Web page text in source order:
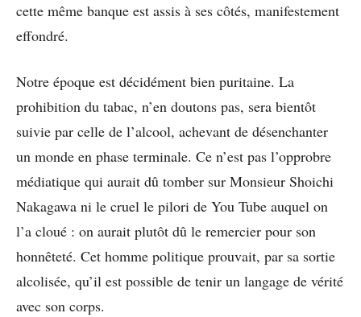
cette même banque est assis à ses côtés, manifestement
effondré.
Notre époque est décidément bien puritaine. La
prohibition du tabac, n’en doutons pas, sera bientôt
suivie par celle de l’alcool, achevant de désenchanter
un monde en phase terminale. Ce n’est pas l’opprobre
médiatique qui aurait dû tomber sur Monsieur Shoichi
Nakagawa ni le cruel le pilori de You Tube auquel on
l’a cloué : on aurait plutôt dû le remercier pour son
honnêteté. Cet homme politique prouvait, par sa sortie
alcolisée, qu’il est possible de tenir un langage de vérité
avec son corps.